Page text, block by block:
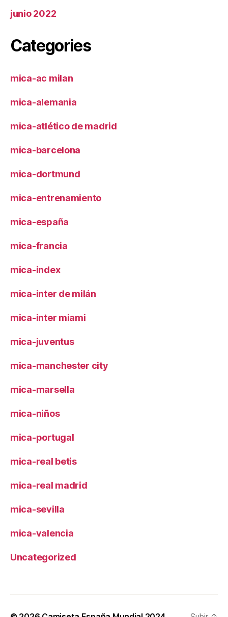
junio 2022
Categories
mica-ac milan
mica-alemania
mica-atlético de madrid
mica-barcelona
mica-dortmund
mica-entrenamiento
mica-españa
mica-francia
mica-index
mica-inter de milán
mica-inter miami
mica-juventus
mica-manchester city
mica-marsella
mica-niños
mica-portugal
mica-real betis
mica-real madrid
mica-sevilla
mica-valencia
Uncategorized